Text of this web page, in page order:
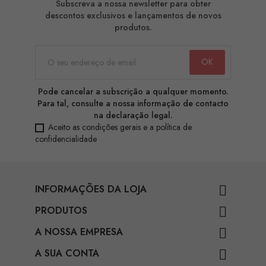
Subscreva a nossa newsletter para obter
descontos exclusivos e lançamentos de novos
produtos.
Pode cancelar a subscrição a qualquer momento.
Para tal, consulte a nossa informação de contacto
na declaração legal.
Aceito as condições gerais e a política de
confidencialidade
INFORMAÇÕES DA LOJA 
PRODUTOS 
A NOSSA EMPRESA 
A SUA CONTA 